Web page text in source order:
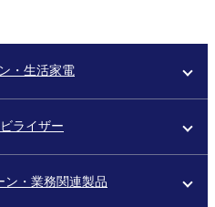
・生活家電
ライザー
ン・業務関連製品